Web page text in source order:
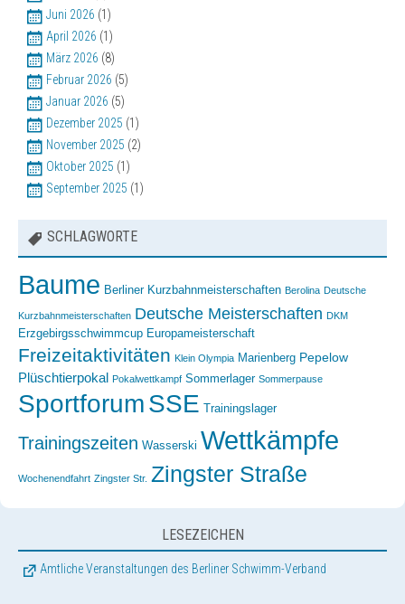
Juni 2026 (1)
April 2026 (1)
März 2026 (8)
Februar 2026 (5)
Januar 2026 (5)
Dezember 2025 (1)
November 2025 (2)
Oktober 2025 (1)
September 2025 (1)
SCHLAGWORTE
Baume Berliner Kurzbahnmeisterschaften Berolina Deutsche
Kurzbahnmeisterschaften Deutsche Meisterschaften DKM
Erzgebirgsschwimmcup Europameisterschaft
Freizeitaktivitäten Klein Olympia Marienberg Pepelow
Plüschtierpokal Pokalwettkampf Sommerlager Sommerpause
SportforumSSE Trainingslager
Trainingszeiten Wasserski Wettkämpfe
Wochenendfahrt Zingster Str. Zingster Straße
LESEZEICHEN
Amtliche Veranstaltungen des Berliner Schwimm-Verband